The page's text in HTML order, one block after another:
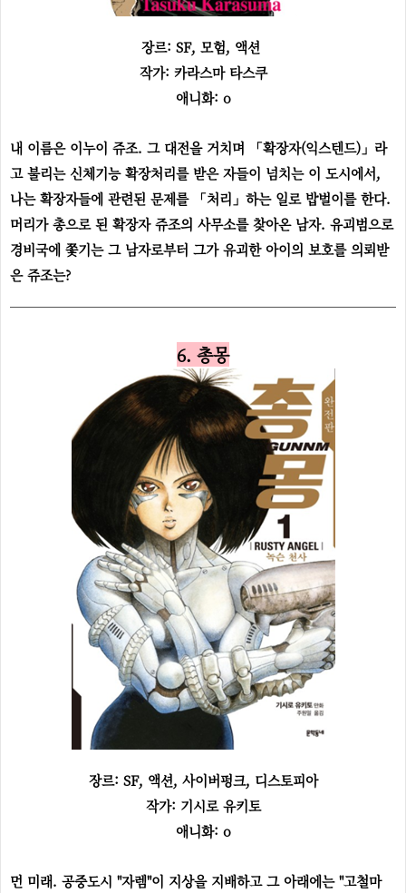
장르: SF, 모험, 액션
작가: 카라스마 타스쿠
애니화: o
내 이름은 이누이 쥬조. 그 대전을 거치며 「확장자(익스텐드)」라
고 불리는 신체기능 확장처리를 받은 자들이 넘치는 이 도시에서,
나는 확장자들에 관련된 문제를 「처리」하는 일로 밥벌이를 한다.
머리가 총으로 된 확장자 쥬조의 사무소를 찾아온 남자. 유괴범으로
경비국에 쫓기는 그 남자로부터 그가 유괴한 아이의 보호를 의뢰받
은 쥬조는?
6. 총몽
장르: SF, 액션, 사이버펑크, 디스토피아
작가: 기시로 유키토
애니화: o
먼 미래. 공중도시 "자렘"이 지상을 지배하고 그 아래에는 "고철마